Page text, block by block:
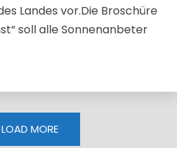
Landes vor.Die Broschüre
soll alle Sonnenanbeter
LOAD MORE